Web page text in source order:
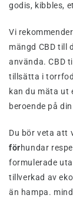
godis, kibbles,
Vi
mängd CBD till
använda. CBD
tillsätta i
kan du mäta ut
beroende på
Du bör veta att
förhundar
formulerade
tillverkad av
än hampa.